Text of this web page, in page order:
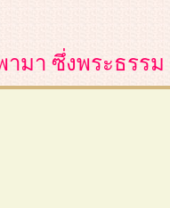
ามา ซึ่งพระธรรม